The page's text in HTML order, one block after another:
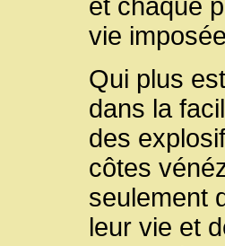
et chaque
vie
Qui plus
dans la
des
côtes
seulement
leur vie et